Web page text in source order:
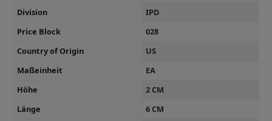
Division
IPD
Price Block
028
Country of Origin
US
Maßeinheit
EA
Höhe
2 CM
Länge
6 CM